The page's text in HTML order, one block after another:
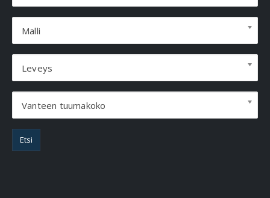
Malli
Leveys
Vanteen tuumakoko
Etsi